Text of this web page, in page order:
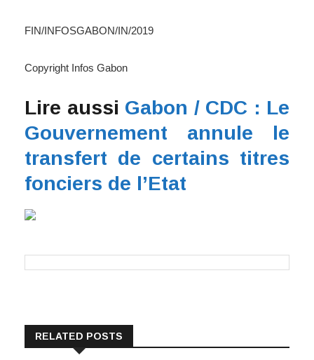
FIN/INFOSGABON/IN/2019
Copyright Infos Gabon
Lire aussi Gabon / CDC : Le
Gouvernement annule le
transfert de certains titres
fonciers de l’Etat
RELATED POSTS